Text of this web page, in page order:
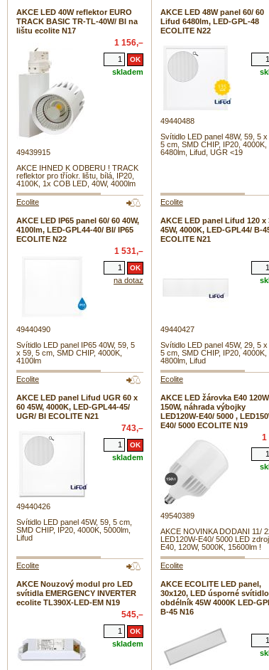
AKCE LED 40W reflektor EURO
TRACK BASIC TR-TL-40W/ BI na
lištu ecolite N17
1 156,–
skladem
49439915
AKCE IHNED K ODBERU ! TRACK
reflektor pro tříokr. lištu, bílá, IP20,
4100K, 1x COB LED, 40W, 4000lm
AKCE LED 48W panel 60/ 60
Lifud 6480lm, LED-GPL-48
ECOLITE N22
49440488
Svítidlo LED panel 48W, 59, 5 x
5 cm, SMD CHIP, IP20, 4000K,
6480lm, Lifud, UGR <19
Ecolite
AKCE LED IP65 panel 60/ 60 40W,
4100lm, LED-GPL44-40/ BI/ IP65
ECOLITE N22
1 531,–
na dotaz
49440490
Svítidlo LED panel IP65 40W, 59, 5
x 59, 5 cm, SMD CHIP, 4000K,
4100lm
Ecolite
AKCE LED panel Lifud 120 x
45W, 4000K, LED-GPL44/ B-
ECOLITE N21
49440427
Svítidlo LED panel 45W, 29, 5 x
5 cm, SMD CHIP, IP20, 4000K,
4800lm, Lifud
Ecolite
AKCE LED panel Lifud UGR 60 x
60 45W, 4000K, LED-GPL44-45/
UGR/ BI ECOLITE N21
743,–
skladem
49440426
Svítidlo LED panel 45W, 59, 5 cm,
SMD CHIP, IP20, 4000K, 5000lm,
Lifud
Ecolite
AKCE LED žárovka E40
150W, náhrada výbojky
LED120W-E40/ 5000 ,
E40/ 5000 ECOLITE N19
1
49540389
AKCE NOVINKA DODANI 11/
LED120W-E40/ 5000 LED zdroj
E40, 120W, 5000K, 15600lm !
Ecolite
AKCE Nouzový modul pro LED
svítidla EMERGENCY INVERTER
ecolite TL390X-LED-EM N19
545,–
skladem
Ecolite
AKCE ECOLITE LED panel,
30x120, LED úsporné
obdélník 45W 4000K LED-
B-45 N16